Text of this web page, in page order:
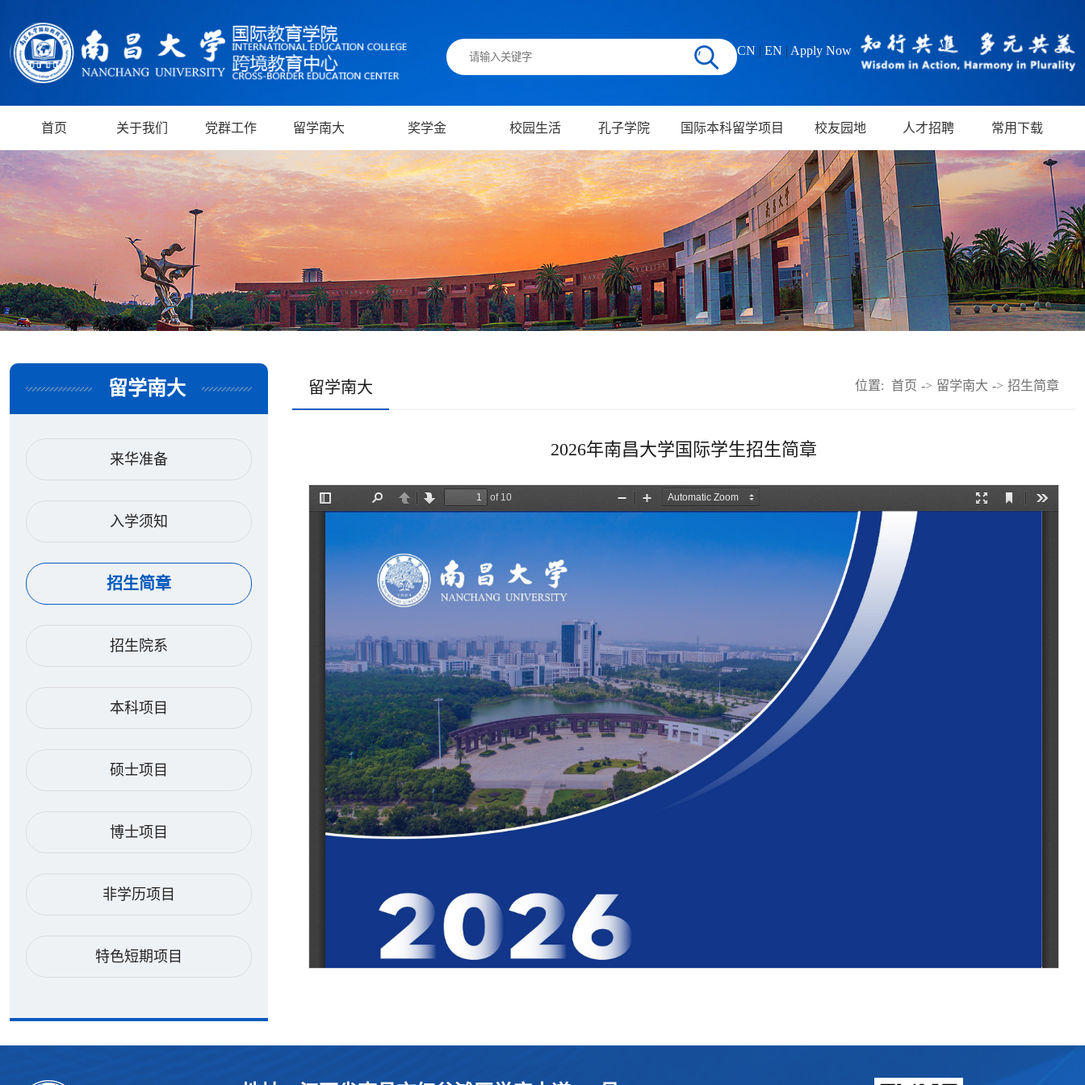
CN | EN | Apply Now
首页 关于我们 党群工作 留学南大 奖学金 校园生活 孔子学院 国际本科留学项目 校友园地 人才招聘 常用下载
留学南大
来华准备
入学须知
招生简章
招生院系
本科项目
硕士项目
博士项目
非学历项目
特色短期项目
留学南大 位置: 首页 -> 留学南大 -> 招生简章
2026年南昌大学国际学生招生简章